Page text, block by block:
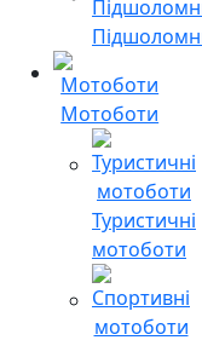
Мотоботи
Туристичні
мотоботи